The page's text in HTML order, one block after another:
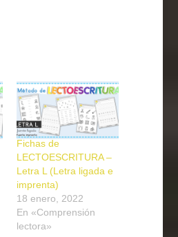
Fichas de
LECTOESCRITURA –
Letra L (Letra ligada e
imprenta)
18 enero, 2022
En «Comprensión
lectora»